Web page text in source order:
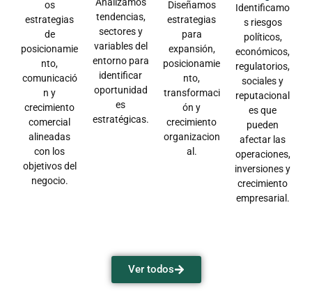
os
estrategias
de
posicionamie
nto,
comunicació
n y
crecimiento
comercial
alineadas
con los
objetivos del
negocio.
tendencias,
sectores y
variables del
entorno para
identificar
oportunidad
es
estratégicas.
Diseñamos
estrategias
para
expansión,
posicionamie
nto,
transformaci
ón y
crecimiento
organizacion
al.
Identificamo
s riesgos
políticos,
económicos,
regulatorios,
sociales y
reputacional
es que
pueden
afectar las
operaciones,
inversiones y
crecimiento
empresarial.
Ver todos